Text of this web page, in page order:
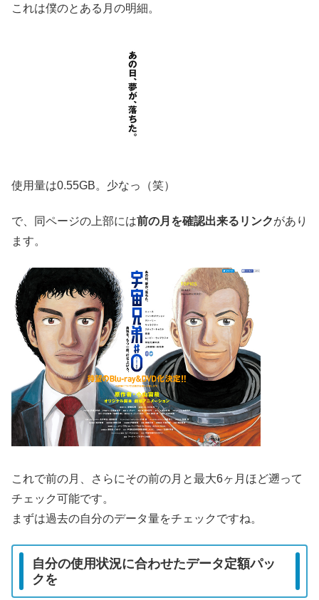
これは僕のとある月の明細。
使用量は0.55GB。少なっ（笑）
で、同ページの上部には前の月を確認出来るリンクがあり
ます。
これで前の月、さらにその前の月と最大6ヶ月ほど遡って
チェック可能です。
まずは過去の自分のデータ量をチェックですね。
自分の使用状況に合わせたデータ定額パッ
クを